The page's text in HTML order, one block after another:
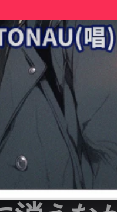
消えな
VAREAL